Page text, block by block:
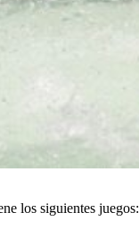
los siguientes juegos: